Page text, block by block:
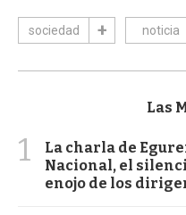
sociedad noticia
Las
1
La charla de
Nacional, el
enojo de los